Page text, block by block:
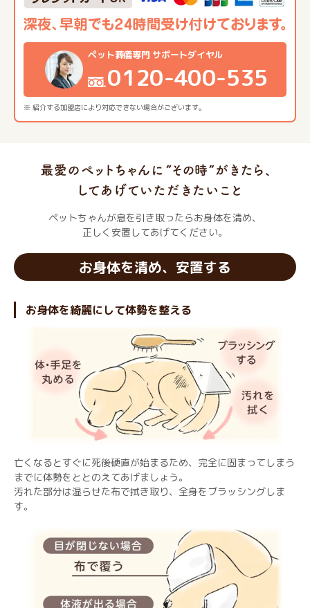
※ 紹介する加盟店により対応できない場合がございます。
ペット葬儀専門 サポートダイヤル
0120-400-535
ペットちゃんが息を引き取ったらお身体を清め、
正しく安置してあげてください。
お身体を清め、安置する
お身体を綺麗にして体勢を整える
亡くなるとすぐに死後硬直が始まるため、完全に固まってしまう
までに体勢をととのえてあげましょう。
汚れた部分は湿らせた布で拭き取り、全身をブラッシングしま
す。